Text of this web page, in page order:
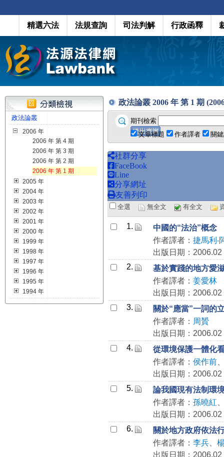
精選六法 法規查詢 司法判解 行政函釋
政法論叢
2006 年
2006 年 第 4 期
2006 年 第 3 期
2006 年 第 2 期
2006 年 第 1 期
2005 年
2004 年
2003 年
2002 年
2001 年
2000 年
1999 年
1998 年
1997 年
1996 年
1995 年
1994 年
政法論叢 2006 年 第 1 期
期刊檢索
文章標題
作者譯者 關
社群分享
FaceBook
Line
分享網址
友善列印
全選 無全文 有全文
1.
中國的“法治”概念
作者譯者： 捷馬利‧
出版日期：2006.02
2.
基於實踐的地方愛
作者譯者： 姜愛林
出版日期：2006.02
3.
關於“應當”一詞的
作者譯者： 周贇
出版日期：2006.02
4.
從環境保護一體化
作者譯者： 侯作前
出版日期：2006.02
5.
論我國現有法制環
作者譯者： 孫曉紅
出版日期：2006.02
6.
關於地方政府依法
作者譯者： 李兵、
出版日期：2006.02